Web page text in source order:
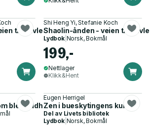
til selvledelse
Shi Heng Yi, Stefanie Koch
Shaolin-ånden - veien til
Lydbok| Norsk, Bokmål
199,-
Nettlager
Klikk&Hent
ble buddhismens dødehavsruller
Eugen Herrigel
Zen i bueskytingens kunst
Del av Livets bibliotek
Lydbok| Norsk, Bokmål